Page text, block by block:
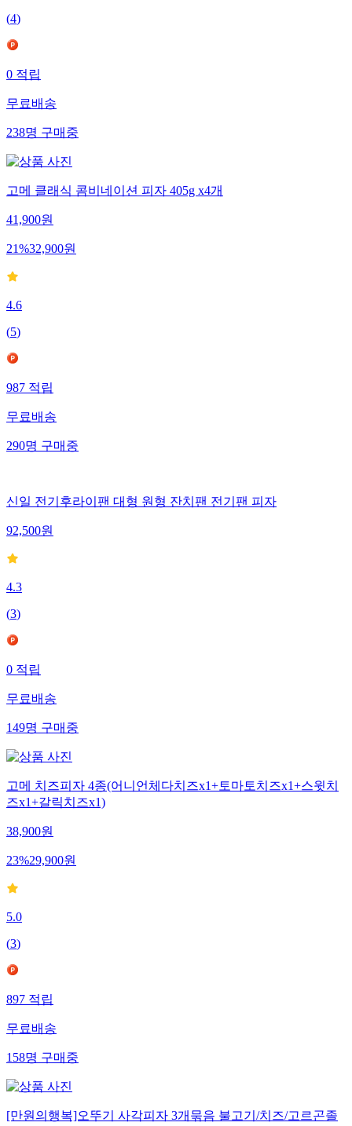
(4)
0 적립
무료배송
238명 구매중
고메 클래식 콤비네이션 피자 405g x4개
41,900원
21%32,900원
4.6
(5)
987 적립
무료배송
290명 구매중
신일 전기후라이팬 대형 원형 잔치팬 전기팬 피자
92,500원
4.3
(3)
0적립
무료배송
149명구매중
고메 치즈피자 4종(어니언체다치즈x1+토마토치즈x1+스윗치
즈x1+갈릭치즈x1)
38,900원
23%29,900원
5.0
(3)
897적립
무료배송
158명구매중
[만원의행복]오뚜기 사각피자 3개묶음 불고기/치즈/고르곤졸